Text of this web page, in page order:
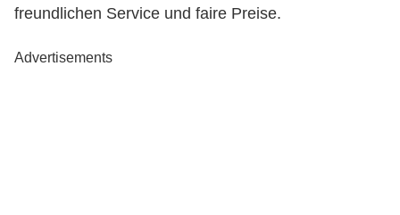
freundlichen Service und faire Preise.
Advertisements